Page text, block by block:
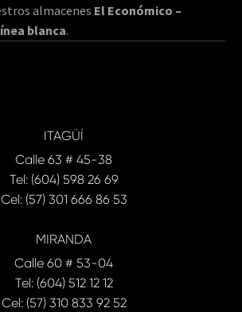
almacenes El Económico –
blanca.
ITAGÜÍ
Calle 63 # 45-38
Tel: (604) 598 26 69
Cel: (57) 301 666 86 53
MIRANDA
Calle 60 # 53-04
Tel: (604) 512 12 12
Cel: (57) 310 833 92 52